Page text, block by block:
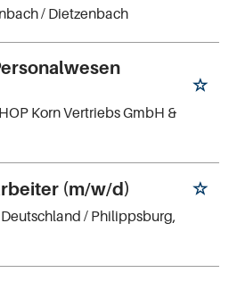
/ Dietzenbach
Korn Vertriebs GmbH &
(m/w/d)
/ Philippsburg,